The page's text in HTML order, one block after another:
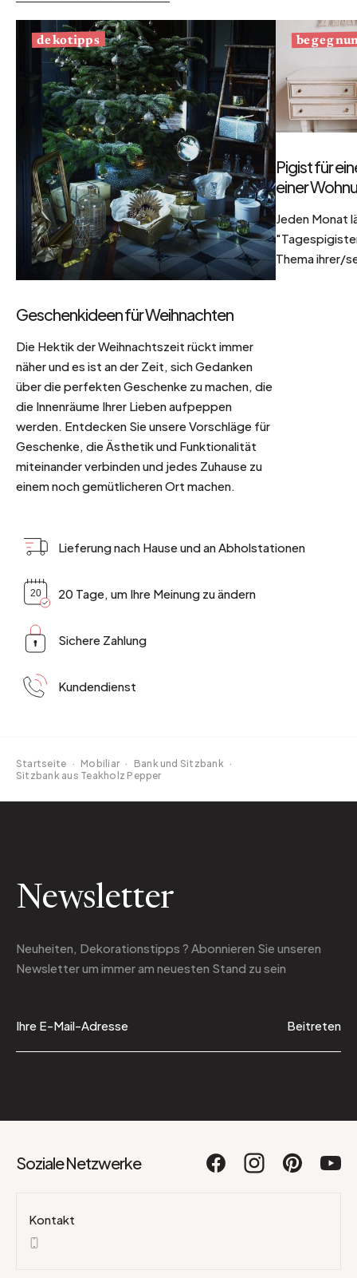
dekotipps
Geschenkideen für Weihnachten
Die Hektik der Weihnachtszeit rückt immer
näher und es ist an der Zeit, sich Gedanken
über die perfekten Geschenke zu machen, die
die Innenräume Ihrer Lieben aufpeppen
werden. Entdecken Sie unsere Vorschläge für
Geschenke, die Ästhetik und Funktionalität
miteinander verbinden und jedes Zuhause zu
einem noch gemütlicheren Ort machen.
Pigist für
einer
Jeden Monat
Thema ihrer/
Lieferung nach Hause und an Abholstationen
20 Tage, um Ihre Meinung zu ändern
Sichere Zahlung
Kundendienst
Startseite · Mobiliar · Bank und Sitzbank ·
Sitzbank aus Teakholz Pepper
Newsletter
Neuheiten, Dekorationstipps ? Abonnieren Sie unseren
Newsletterum immer am neuesten Stand zu sein
Beitreten
Soziale Netzwerke
Kontakt